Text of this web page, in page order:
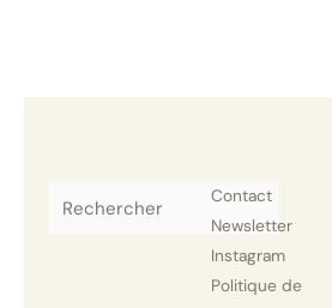
Rechercher
Contact
Newsletter
Instagram
Politique de